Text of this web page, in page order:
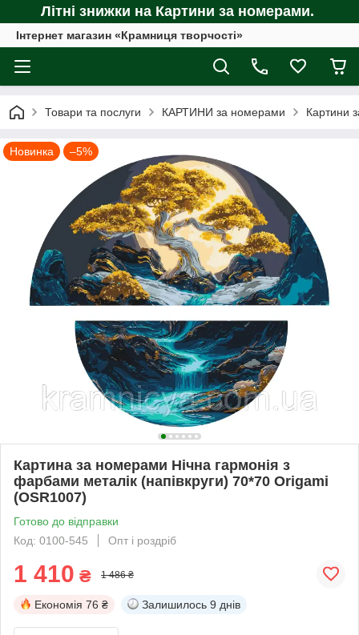
Літні знижки на Картини за номерами.
Інтернет магазин «Крамниця творчості»
Товари та послуги КАРТИНИ за номерами Картини
Новинка –5%
Картина за номерами Нічна гармонія з
фарбами металік (напівкруги) 70*70 Origami
(OSR1007)
Готово до відправки
Код: 0100-545
Опт і роздріб
1 410 ₴ 1 486 ₴
Економія 76 ₴ Залишилось 9 днів